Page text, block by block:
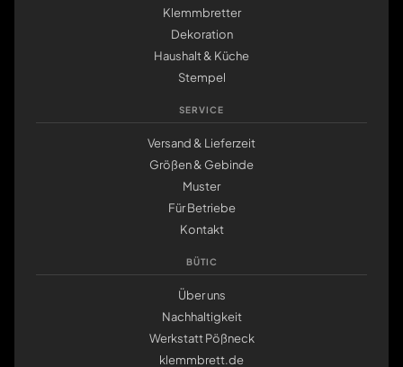
Klemmbretter
Dekoration
Haushalt & Küche
Stempel
SERVICE
Versand & Lieferzeit
Größen & Gebinde
Muster
Für Betriebe
Kontakt
BÜTIC
Über uns
Nachhaltigkeit
Werkstatt Pößneck
klemmbrett.de